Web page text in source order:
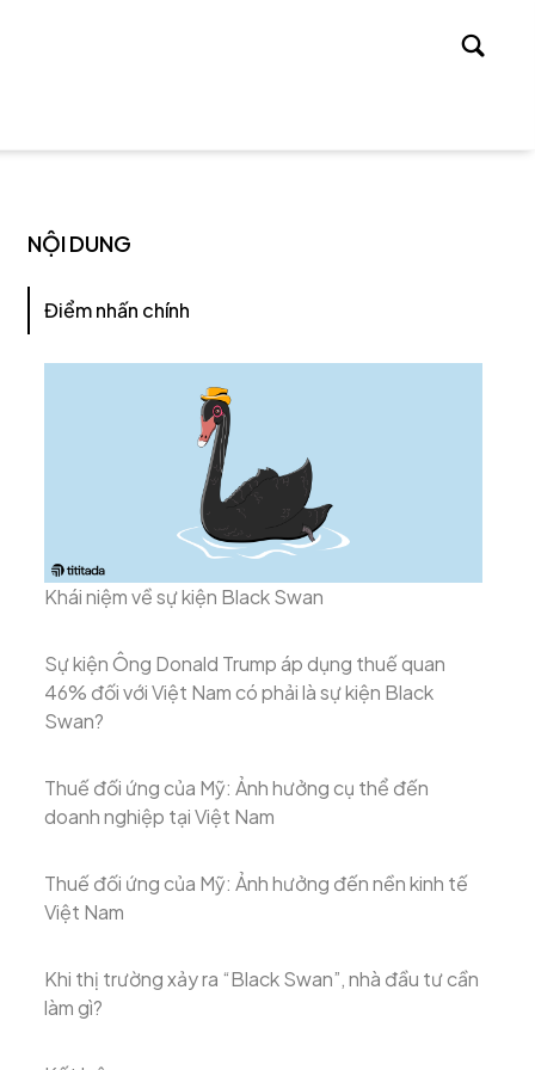
kiếm
NỘI DUNG
Điểm nhấn chính
Khái niệm về sự kiện Black Swan
Sự kiện Ông Donald Trump áp dụng thuế quan
46% đối với Việt Nam có phải là sự kiện Black
Swan?
Thuế đối ứng của Mỹ: Ảnh hưởng cụ thể đến
doanh nghiệp tại Việt Nam
Thuế đối ứng của Mỹ: Ảnh hưởng đến nền kinh tế
Việt Nam
Khi thị trường xảy ra “Black Swan”, nhà đầu tư cần
làm gì?